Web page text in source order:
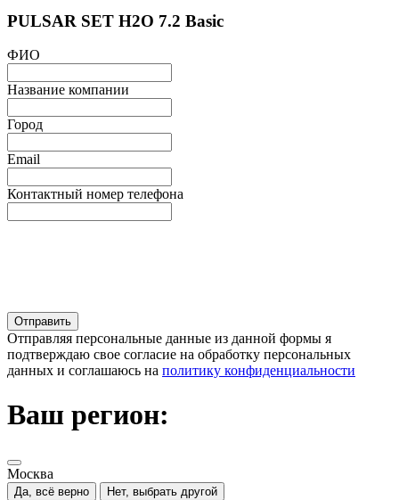
PULSAR SET H2O 7.2 Basic
ФИО
Название компании
Город
Email
Контактный номер телефона
Отправляя персональные данные из данной формы я
подтверждаю свое согласие на обработку персональных
данных и соглашаюсь на политику конфиденциальности
Ваш регион:
Москва
Да, всё верно Нет, выбрать другой